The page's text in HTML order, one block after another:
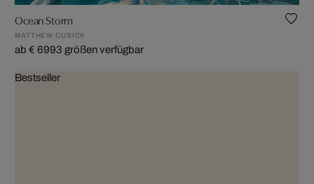
Ocean Storm
MATTHEW CUSICK
ab € 6993 größen verfügbar
Bestseller